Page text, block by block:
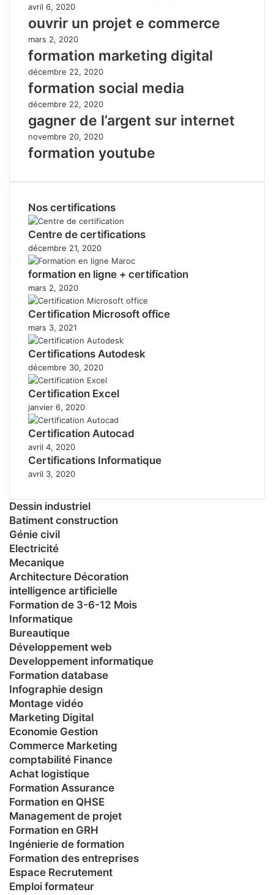
avril 6, 2020
ouvrir un projet e commerce
mars 2, 2020
formation marketing digital
décembre 22, 2020
formation social media
décembre 22, 2020
gagner de l’argent sur internet
novembre 20, 2020
formation youtube
Nos certifications
Centre de certifications
décembre 21, 2020
formation en ligne + certification
mars 2, 2020
Certification Microsoft office
mars 3, 2021
Certifications Autodesk
décembre 30, 2020
Certification Excel
janvier 6, 2020
Certification Autocad
avril 4, 2020
Certifications Informatique
avril 3, 2020
Dessin industriel
Batiment construction
Génie civil
Electricité
Mecanique
Architecture Décoration
intelligence artificielle
Formation de 3-6-12 Mois
Informatique
Bureautique
Développement web
Developpement informatique
Formation database
Infographie design
Montage vidéo
Marketing Digital
Economie Gestion
Commerce Marketing
comptabilité Finance
Achat logistique
Formation Assurance
Formation en QHSE
Management de projet
Formation en GRH
Ingénierie de formation
Formation des entreprises
Espace Recrutement
Emploi formateur